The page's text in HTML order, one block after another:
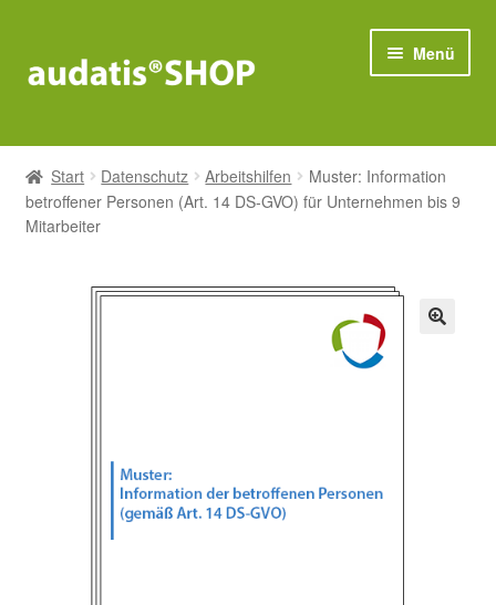
Navigation
Inhalt
Menü
Compliance
Datenschutz
Start Datenschutz Arbeitshilfen
Muster: Information
betroffener Personen (Art. 14 DS-GVO) für Unternehmen bis 9
Mitarbeiter